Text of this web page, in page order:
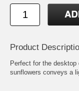
Product
Perfect for the
sunflowers conveys a